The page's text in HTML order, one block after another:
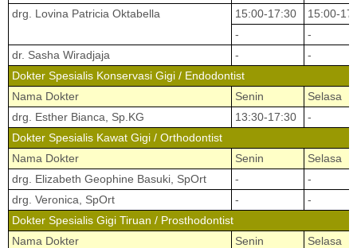
drg. Lovina Patricia Oktabella
15:00-17:30
15:00-
-
-
dr. Sasha Wiradjaja
-
-
Dokter Spesialis Konservasi Gigi / Endodontist
Nama Dokter
Senin
Selasa
drg. Esther Bianca, Sp.KG
13:30-17:30
-
Dokter Spesialis Kawat Gigi / Orthodontist
Nama Dokter
Senin
Selasa
drg. Elizabeth Geophine Basuki, SpOrt
-
-
drg. Veronica, SpOrt
-
-
Dokter Spesialis Gigi Tiruan / Prosthodontist
Nama Dokter
Senin
Selasa